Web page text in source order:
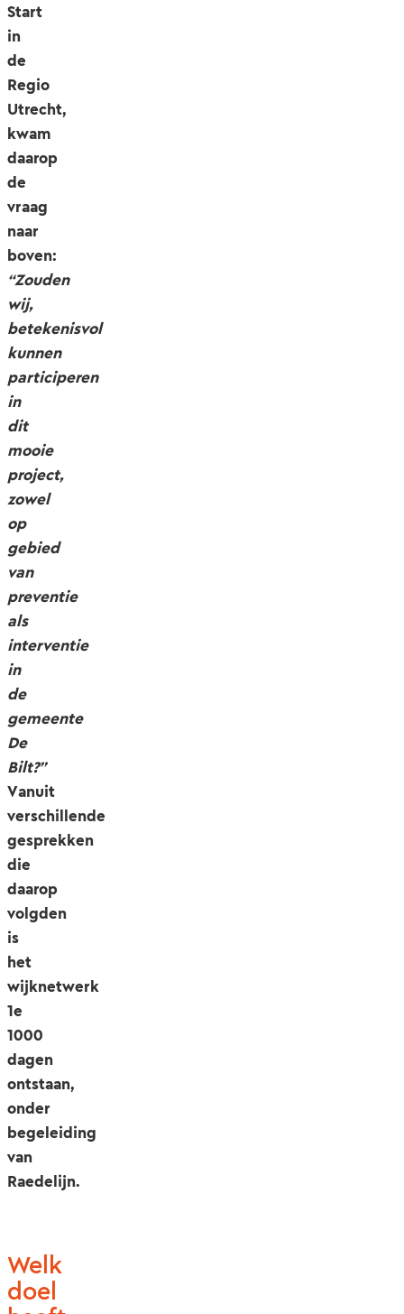
Start
in
de
Regio
Utrecht,
kwam
daarop
de
vraag
naar
boven:
“Zouden
wij,
betekenisvol
kunnen
participeren
in
dit
mooie
project,
zowel
op
gebied
van
preventie
als
interventie
in
de
gemeente
De
Bilt?”
Vanuit
verschillende
gesprekken
die
daarop
volgden
is
het
wijknetwerk
1e
1000
dagen
ontstaan,
onder
begeleiding
van
Raedelijn.
Welk
doel